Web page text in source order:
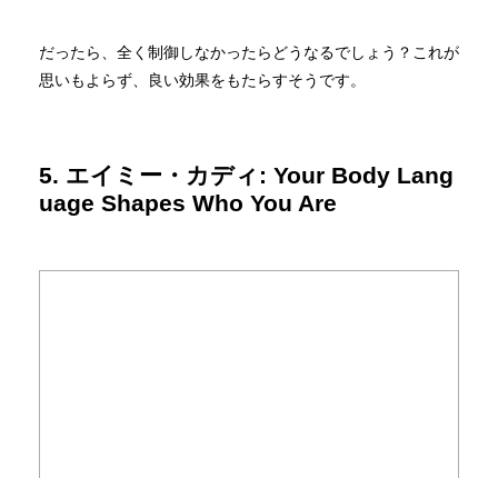
だったら、全く制御しなかったらどうなるでしょう？これが
思いもよらず、良い効果をもたらすそうです。
5. エイミー・カディ: Your Body Lang
uage Shapes Who You Are